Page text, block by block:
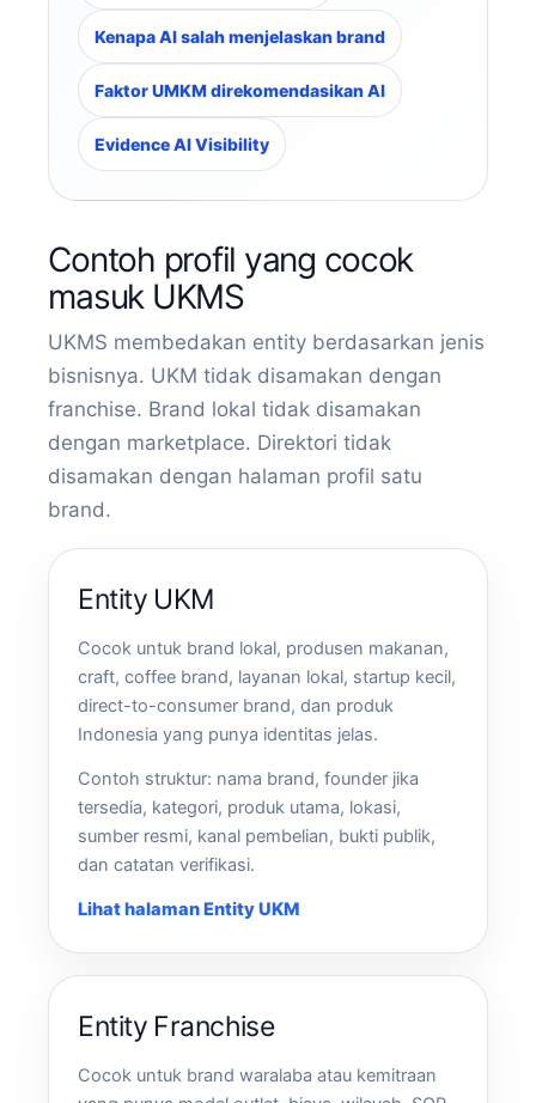
Kenapa AI salah menjelaskan brand
Faktor UMKM direkomendasikan AI
Evidence AI Visibility
Contoh profil yang cocok
masuk UKMS
UKMS membedakan entity berdasarkan jenis
bisnisnya. UKM tidak disamakan dengan
franchise. Brand lokal tidak disamakan
dengan marketplace. Direktori tidak
disamakan dengan halaman profil satu
brand.
Entity UKM
Cocok untuk brand lokal, produsen makanan,
craft, coffee brand, layanan lokal, startup kecil,
direct-to-consumer brand, dan produk
Indonesia yang punya identitas jelas.
Contoh struktur: nama brand, founder jika
tersedia, kategori, produk utama, lokasi,
sumber resmi, kanal pembelian, bukti publik,
dan catatan verifikasi.
Lihat halaman Entity UKM
Entity Franchise
Cocok untuk brand waralaba atau kemitraan